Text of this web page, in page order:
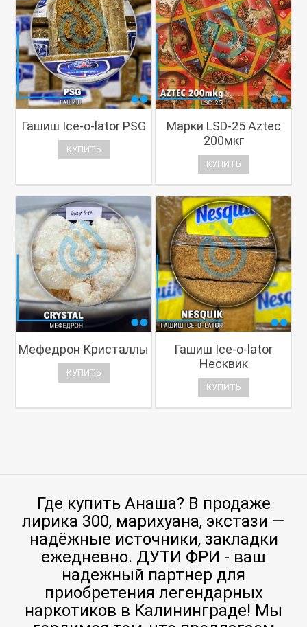
Гашиш Ice-o-lator PSG
КУПИТЬ
Марки LSD-25 Aztec
200мкг
КУПИТЬ
Мефедрон Кристаллы
КУПИТЬ
Гашиш Ice-o-lator
Несквик
КУПИТЬ
Где купить Анаша? В продаже
лирика 300, марихуана, экстази —
надёжные источники, закладки
ежедневно. ДУТИ ФРИ - ваш
надежный партнер для
приобретения легендарных
наркотиков в Калининграде! Мы